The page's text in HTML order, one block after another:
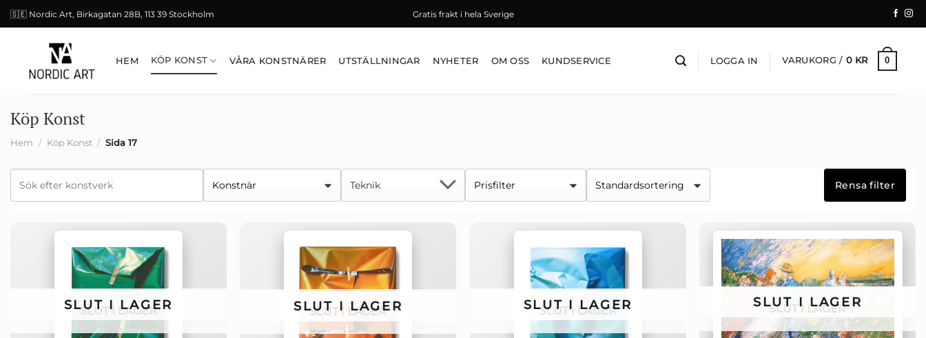
Skip
to
🇸🇪 Nordic Art, Birkagatan 28B, 113 39 Stockholm Gratis frakt i hela Sverige
HEM KÖP KONST VÅRA KONSTNÄRER UTSTÄLLNINGAR NYHETER OM OSS KUNDSERVICE LOGGA IN VARUKORG / 0 KR 0
Köp Konst
Hem / Köp Konst / Sida 17
Rensa filter
SLUT I LAGER
SLUT I LAGER SLUT I LAGER
SLUT I LAGER SLUT I LAGER
SLUT I LAGER SLUT I LAGER
SLUT I LAGER